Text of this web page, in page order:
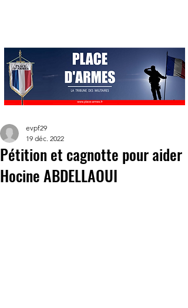
Pétition et cagnotte pour aider
Hocine ABDELLAOUI
evpf29
19 déc. 2022